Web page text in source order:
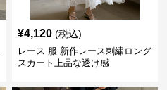
¥4,120 (税込)
レース 服 新作レース刺繍ロング
スカート上品な透け感